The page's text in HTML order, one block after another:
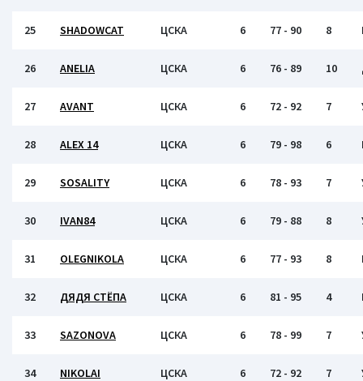
25 SHADOWCAT ЦСКА 6 77 - 90 8
26 ANELIA ЦСКА 6 76 - 89 10
27 AVANT ЦСКА 6 72 - 92 7
28 ALEX 14 ЦСКА 6 79 - 98 6
29 SOSALITY ЦСКА 6 78 - 93 7
30 IVAN84 ЦСКА 6 79 - 88 8
31 OLEGNIKOLA ЦСКА 6 77 - 93 8
32 ДЯДЯ СТЁПА ЦСКА 6 81 - 95 4
33 SAZONOVA ЦСКА 6 78 - 99 7
34 NIKOLAI ЦСКА 6 72 - 92 7